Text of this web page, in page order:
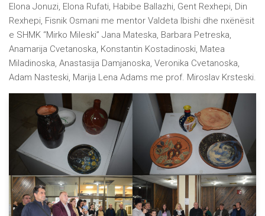
Elona Jonuzi, Elona Rufati, Habibe Ballazhi, Gent Rexhepi, Din
Rexhepi, Fisnik Osmani me mentor Valdeta Ibishi dhe nxënësit
e SHMK “Mirko Mileski” Jana Mateska, Barbara Petreska,
Anamarija Cvetanoska, Konstantin Kostadinoski, Matea
Miladinoska, Anastasija Damjanoska, Veronika Cvetanoska,
Adam Nasteski, Marija Lena Adams me prof. Miroslav Krsteski.